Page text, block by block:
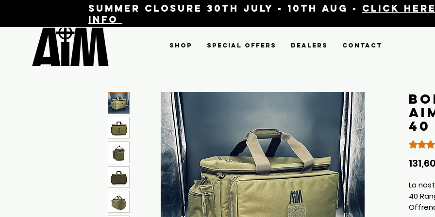
Summer closure 30th July - 10th Aug - click
info
Shop Special Offers Dealers Contact
40
Sulla
La
40